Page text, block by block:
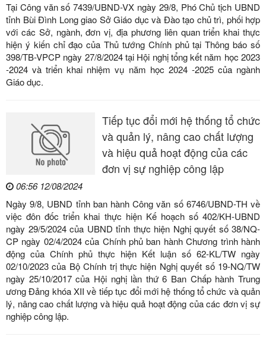
Tại Công văn số 7439/UBND-VX ngày 29/8, Phó Chủ tịch UBND
tỉnh Bùi Đình Long giao Sở Giáo dục và Đào tạo chủ trì, phối hợp
với các Sở, ngành, đơn vị, địa phương liên quan triển khai thực
hiện ý kiến chỉ đạo của Thủ tướng Chính phủ tại Thông báo số
398/TB-VPCP ngày 27/8/2024 tại Hội nghị tổng kết năm học 2023
-2024 và triển khai nhiệm vụ năm học 2024 -2025 của ngành
Giáo dục.
Tiếp tục đổi mới hệ thống tổ chức
và quản lý, nâng cao chất lượng
và hiệu quả hoạt động của các
đơn vị sự nghiệp công lập
06:56 12/08/2024
Ngày 9/8, UBND tỉnh ban hành Công văn số 6746/UBND-TH về
việc đôn đốc triển khai thực hiện Kế hoạch số 402/KH-UBND
ngày 29/5/2024 của UBND tỉnh thực hiện Nghị quyết số 38/NQ-
CP ngày 02/4/2024 của Chính phủ ban hành Chương trình hành
động của Chính phủ thực hiện Kết luận số 62-KL/TW ngày
02/10/2023 của Bộ Chính trị thực hiện Nghị quyết số 19-NQ/TW
ngày 25/10/2017 của Hội nghị lần thứ 6 Ban Chấp hành Trung
ương Đảng khóa XII về tiếp tục đổi mới hệ thống tổ chức và quản
lý, nâng cao chất lượng và hiệu quả hoạt động của các đơn vị sự
nghiệp công lập.